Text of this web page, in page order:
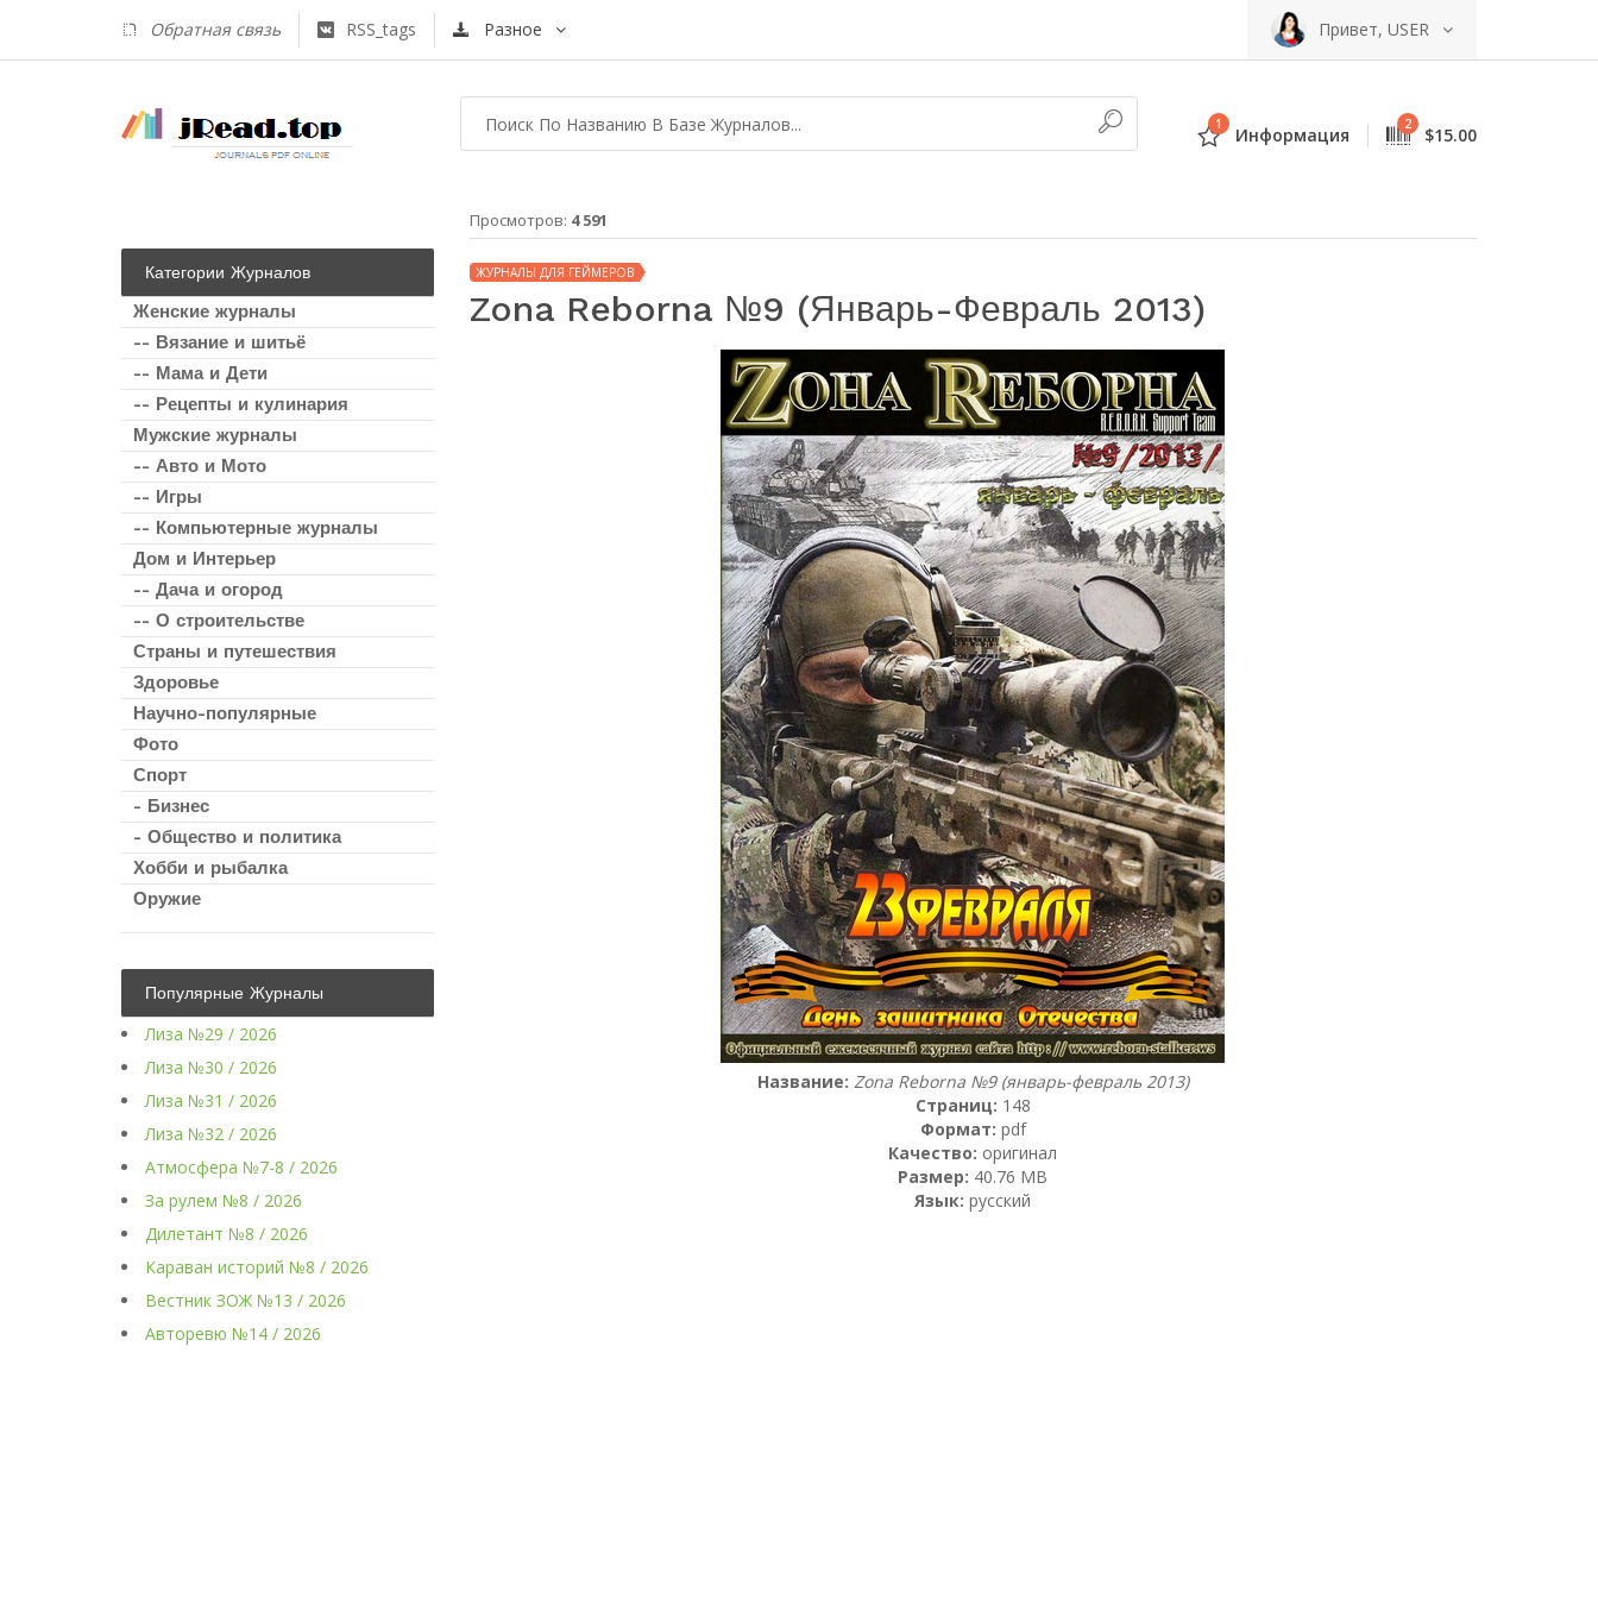
Обратная связь RSS_tags Разное Привет, USER
1 Информация 2 $15.00
Категории Журналов
Женские журналы
-- Вязание и шитьё
-- Мама и Дети
-- Рецепты и кулинария
Мужские журналы
-- Авто и Мото
-- Игры
-- Компьютерные журналы
Дом и Интерьер
-- Дача и огород
-- О строительстве
Страны и путешествия
Здоровье
Научно-популярные
Фото
Спорт
- Бизнес
- Общество и политика
Хобби и рыбалка
Оружие
Популярные Журналы
Лиза №29 / 2026
Лиза №30 / 2026
Лиза №31 / 2026
Лиза №32 / 2026
Атмосфера №7-8 / 2026
За рулем №8 / 2026
Дилетант №8 / 2026
Караван историй №8 / 2026
Вестник ЗОЖ №13 / 2026
Авторевю №14 / 2026
Просмотров: 4 591
ЖУРНАЛЫ ДЛЯ ГЕЙМЕРОВ
Zona Reborna №9 (январь-Февраль 2013)
Название: Zona Reborna №9 (январь-февраль 2013)
Страниц: 148
Формат: pdf
Качество: оригинал
Размер: 40.76 MB
Язык: русский